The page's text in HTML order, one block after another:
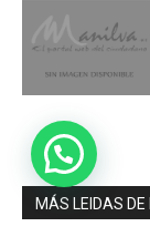
MÁS LEIDAS